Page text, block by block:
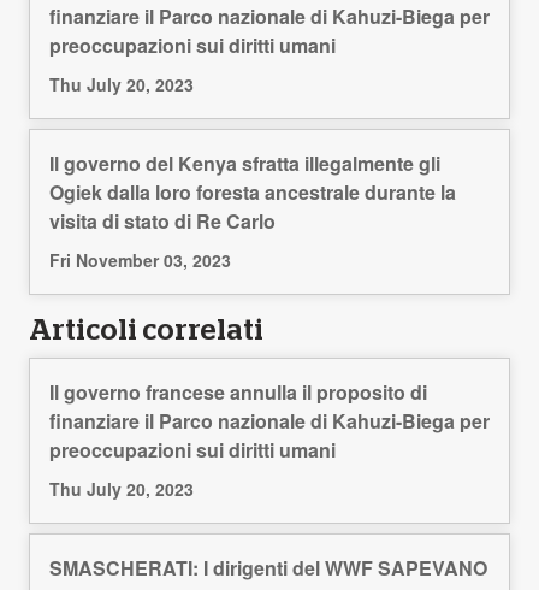
finanziare il Parco nazionale di Kahuzi-Biega per
preoccupazioni sui diritti umani
Thu July 20, 2023
Il governo del Kenya sfratta illegalmente gli
Ogiek dalla loro foresta ancestrale durante la
visita di stato di Re Carlo
Fri November 03, 2023
Articoli correlati
Il governo francese annulla il proposito di
finanziare il Parco nazionale di Kahuzi-Biega per
preoccupazioni sui diritti umani
Thu July 20, 2023
SMASCHERATI: I dirigenti del WWF SAPEVANO